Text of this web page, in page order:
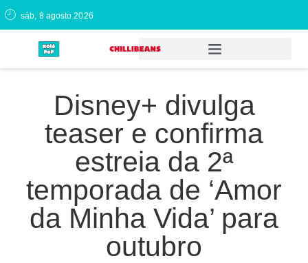
sáb, 8 agosto 2026
Disney+ divulga
teaser e confirma
estreia da 2ª
temporada de ‘Amor
da Minha Vida’ para
outubro